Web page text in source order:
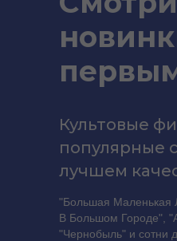
"Большая Маленькая
В Большом Городе",
"Чернобыль" и сотни
Культовые
популярные
лучшем